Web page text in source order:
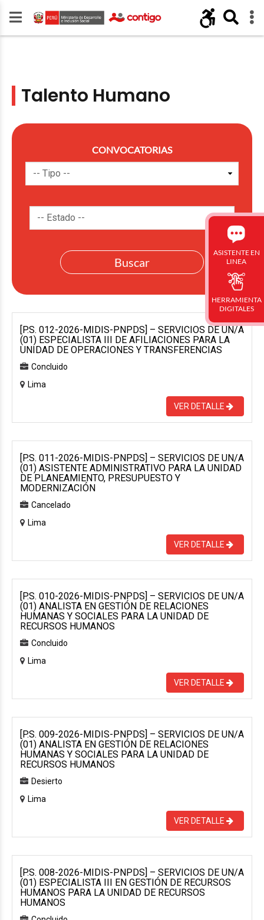
Talento Humano
CONVOCATORIAS
[P.S. 012-2026-MIDIS-PNPDS] – SERVICIOS DE UN/A
(01) ESPECIALISTA III DE AFILIACIONES PARA LA
UNIDAD DE OPERACIONES Y TRANSFERENCIAS
Concluido
Lima
VER DETALLE
[P.S. 011-2026-MIDIS-PNPDS] – SERVICIOS DE UN/A
(01) ASISTENTE ADMINISTRATIVO PARA LA UNIDAD
DE PLANEAMIENTO, PRESUPUESTO Y
MODERNIZACIÓN
Cancelado
Lima
VER DETALLE
[P.S. 010-2026-MIDIS-PNPDS] – SERVICIOS DE UN/A
(01) ANALISTA EN GESTIÓN DE RELACIONES
HUMANAS Y SOCIALES PARA LA UNIDAD DE
RECURSOS HUMANOS
Concluido
Lima
VER DETALLE
[P.S. 009-2026-MIDIS-PNPDS] – SERVICIOS DE UN/A
(01) ANALISTA EN GESTIÓN DE RELACIONES
HUMANAS Y SOCIALES PARA LA UNIDAD DE
RECURSOS HUMANOS
Desierto
Lima
VER DETALLE
[P.S. 008-2026-MIDIS-PNPDS] – SERVICIOS DE UN/A
(01) ESPECIALISTA III EN GESTIÓN DE RECURSOS
HUMANOS PARA LA UNIDAD DE RECURSOS
HUMANOS
ASISTENTE EN
LINEA
HERRAMIENTA
DIGITALES